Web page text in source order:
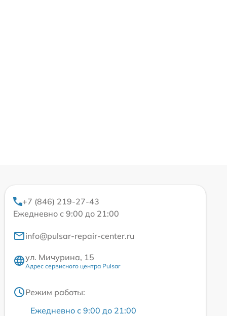
+7 (846) 219-27-43
Ежедневно с 9:00 до 21:00
info@pulsar-repair-center.ru
ул. Мичурина, 15
Адрес сервисного центра Pulsar
Режим работы:
Ежедневно с 9:00 до 21:00